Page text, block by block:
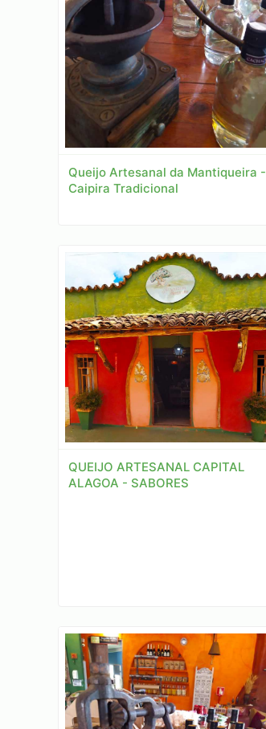
Queijo Artesanal da Mantiqueira -
Caipira Tradicional
QUEIJO ARTESANAL CAPITAL
ALAGOA - SABORES